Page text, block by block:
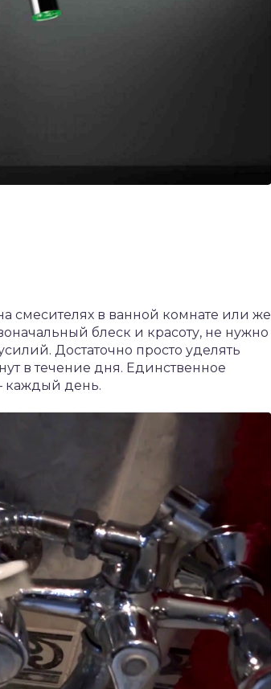
смесителях в ванной комнате или же
блеск и красоту, не нужно
Достаточно просто уделять
в течение дня. Единственное
каждый день.